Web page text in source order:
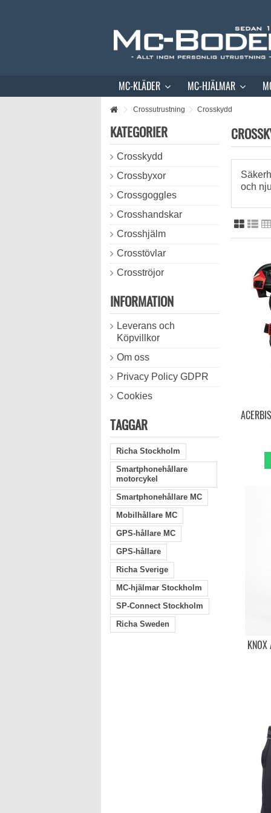
MC-KLÄDER MC-HJÄLMAR
Crossutrustning Crosskydd
och
KATEGORIER
Crosskydd
Crossbyxor
Crossgoggles
Crosshandskar
Crosshjälm
Crosstövlar
Crosströjor
INFORMATION
Leverans och
Köpvillkor
Om oss
Privacy Policy GDPR
Cookies
TAGGAR
Richa Stockholm
Smartphonehållare
motorcykel
Smartphonehållare MC
Mobilhållare MC
GPS-hållare MC
GPS-hållare
Richa Sverige
MC-hjälmar Stockholm
SP-Connect Stockholm
Richa Sweden